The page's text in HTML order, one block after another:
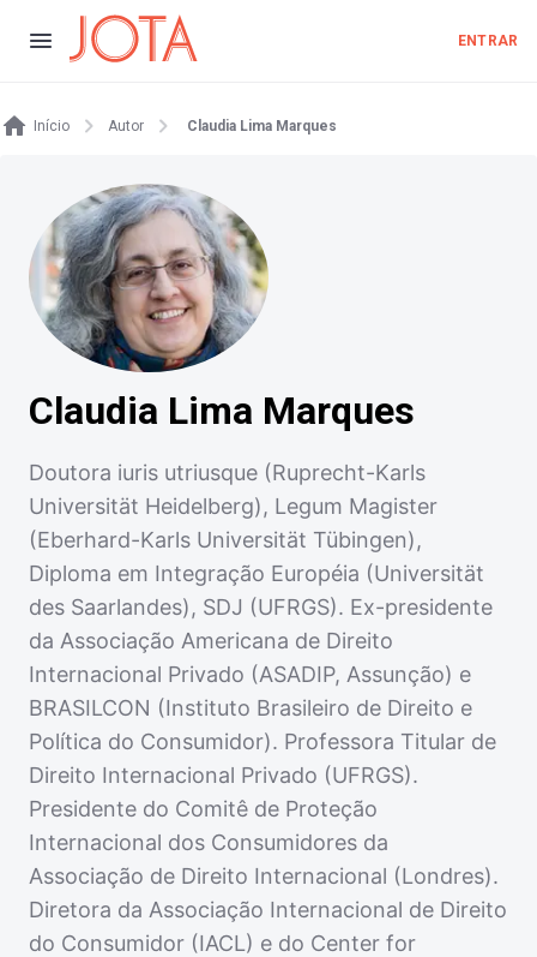
ENTRAR
Início Autor Claudia Lima Marques
Claudia Lima Marques
Doutora iuris utriusque (Ruprecht-Karls
Universität Heidelberg), Legum Magister
(Eberhard-Karls Universität Tübingen),
Diploma em Integração Européia (Universität
des Saarlandes), SDJ (UFRGS). Ex-presidente
da Associação Americana de Direito
Internacional Privado (ASADIP, Assunção) e
BRASILCON (Instituto Brasileiro de Direito e
Política do Consumidor). Professora Titular de
Direito Internacional Privado (UFRGS).
Presidente do Comitê de Proteção
Internacional dos Consumidores da
Associação de Direito Internacional (Londres).
Diretora da Associação Internacional de Direito
do Consumidor (IACL) e do Center for